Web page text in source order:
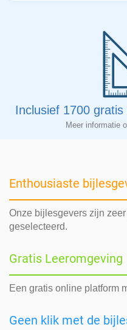
Inclusief 1700
Meer informatie
Enthousiaste
Onze bijlesgevers zijn
geselecteerd.
Gratis Leeromgeving
Een gratis online platform
Geen klik met de